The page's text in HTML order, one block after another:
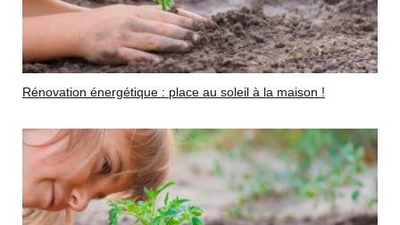
Rénovation énergétique : place au soleil à la maison !